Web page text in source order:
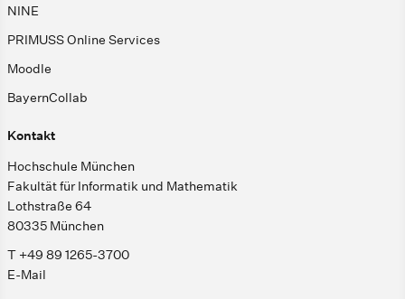
NINE
PRIMUSS Online Services
Moodle
BayernCollab
Kontakt
Hochschule München
Fakultät für Informatik und Mathematik
Lothstraße 64
80335 München
T +49 89 1265-3700
E-Mail